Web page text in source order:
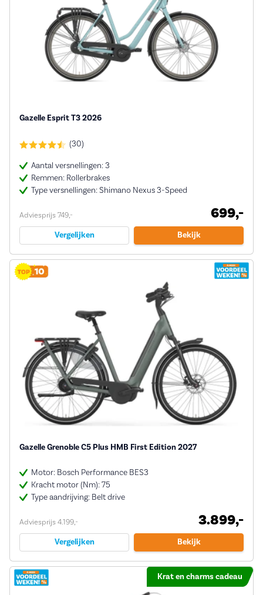
Gazelle Esprit T3 2026
(30)
Aantal versnellingen: 3
Remmen: Rollerbrakes
Type versnellingen: Shimano Nexus 3-Speed
Adviesprijs 749,- 699,-
Vergelijken Bekijk
Gazelle Grenoble C5 Plus HMB First Edition 2027
Motor: Bosch Performance BES3
Kracht motor (Nm): 75
Type aandrijving: Belt drive
Adviesprijs 4.199,- 3.899,-
Vergelijken Bekijk
Krat en charms cadeau